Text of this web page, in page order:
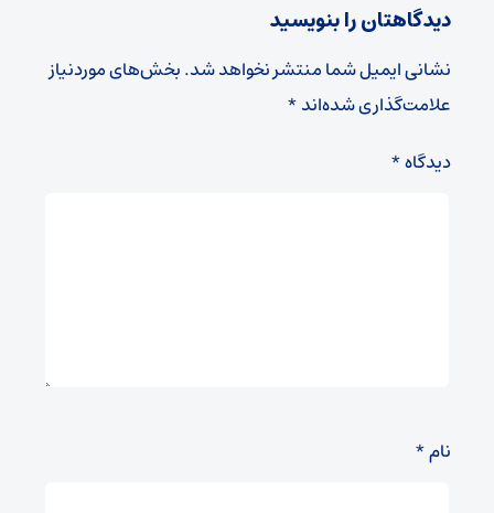
دیدگاهتان را بنویسید
نشانی ایمیل شما منتشر نخواهد شد.بخش‌های موردنیاز
علامت‌گذاری شده‌اند*
دیدگاه*
نام*